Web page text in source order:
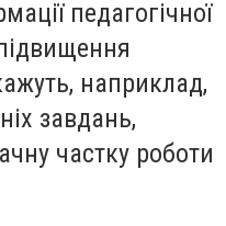
педагогічної
наприклад,
завдань,
частку роботи